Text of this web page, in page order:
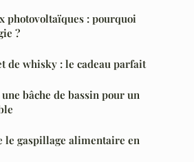
photovoltaïques : pourquoi
?
de whisky : le cadeau parfait
bâche de bassin pour un
le gaspillage alimentaire en